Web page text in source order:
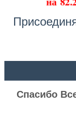
Спасибо